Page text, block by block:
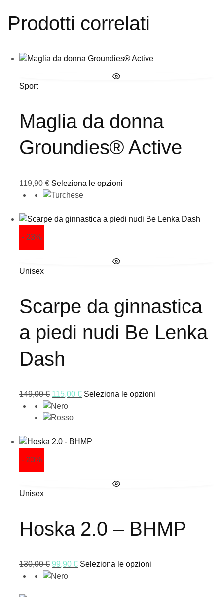
Prodotti correlati
Sport
Maglia da donna
Groundies® Active
119,90 € Seleziona le opzioni
- 23%
Unisex
Scarpe da ginnastica
a piedi nudi Be Lenka
Dash
149,00€ 115,00 € Seleziona le opzioni
- 23%
Unisex
Hoska 2.0 – BHMP
130,00€ 99,90 € Seleziona le opzioni